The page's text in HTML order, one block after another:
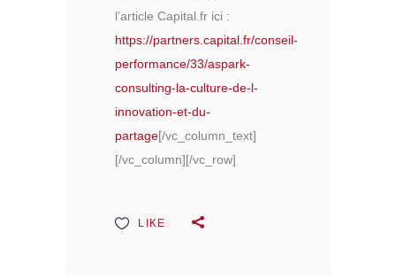
l’article Capital.fr ici :
https://partners.capital.fr/conseil-
performance/33/aspark-
consulting-la-culture-de-l-
innovation-et-du-
partage[/vc_column_text]
[/vc_column][/vc_row]
LIKE